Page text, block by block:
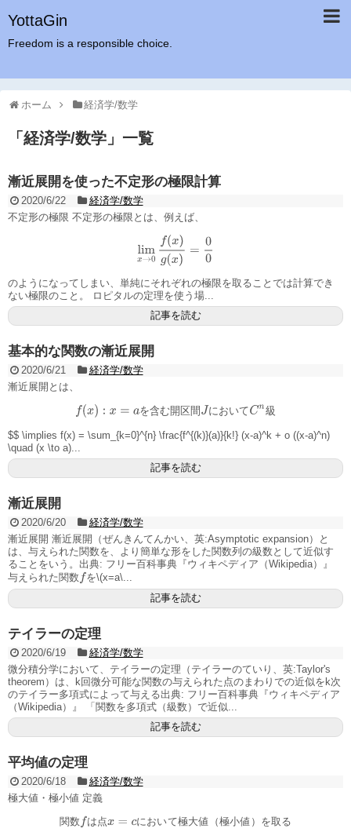
YottaGin
Freedom is a responsible choice.
ホーム 経済学/数学
「 経済学/数学 」 一覧
漸近展開を使った不定形の極限計算
2020/6/22
経済学/数学
不定形の極限 不定形の極限とは、例えば、
→0 f(x =0
のようになってしまい、単純にそれぞれの極限を取ることでは計算でき
ない極限のこと。 ロピタルの定理を使う場...
記事を読む
基本的な関数の漸近展開
2020/6/21
経済学/数学
漸近展開とは、
を含む開 区間 において 級
f ( x) :x =aを含む開区 間 Jにおいて Cn級
$$ \implies f(x) = \sum_{k=0}^{n} \frac{f^{(k)}(a)}{k!} (x-a)^k + o ((x-a)^n)
\quad (x \to a)...
記事を読む
漸近展開
2020/6/20
経済学/数学
漸近展開 漸近展開（ぜんきんてんかい、英:Asymptotic expansion）と
は、与えられた関数を、より簡単な形をした関数列の級数として近似す
ることをいう。出典: フリー百科事典『ウィキペディア（Wikipedia）』
与えられた関数 f を\(x=a\...
記事を読む
テイラーの定理
2020/6/19
経済学/数学
微分積分学において、テイラーの定理（テイラーのていり、英:Taylor's
theorem）は、k回微分可能な関数の与えられた点のまわりでの近似をk次
のテイラー多項式によって与える出典: フリー百科事典『ウィキペディア
（Wikipedia）』 「関数を多項式（級数）で近似...
記事を読む
平均値の定理
2020/6/18
経済学/数学
極大値・極小値 定義
関数 は点 において極大値 （極小値 ） を取る
関数fは点x =c において極大値（ 極小値） を取る